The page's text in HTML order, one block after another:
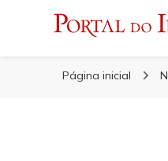
Página inicial